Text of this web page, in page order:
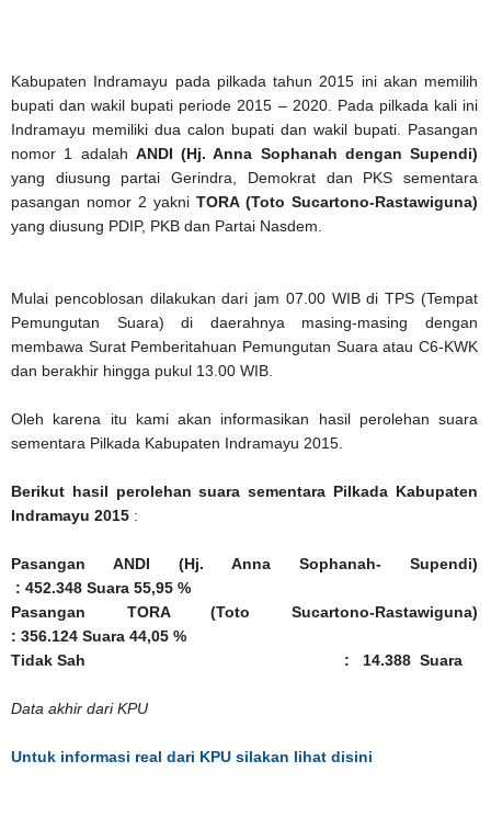
Kabupaten Indramayu pada pilkada tahun 2015 ini akan memilih
bupati dan wakil bupati periode 2015 – 2020. Pada pilkada kali ini
Indramayu memiliki dua calon bupati dan wakil bupati. Pasangan
nomor 1 adalah ANDI (Hj. Anna Sophanah dengan Supendi)
yang diusung partai Gerindra, Demokrat dan PKS sementara
pasangan nomor 2 yakni TORA (Toto Sucartono-Rastawiguna)
yang diusung PDIP, PKB dan Partai Nasdem.
Mulai pencoblosan dilakukan dari jam 07.00 WIB di TPS (Tempat
Pemungutan Suara) di daerahnya masing-masing dengan
membawa Surat Pemberitahuan Pemungutan Suara atau C6-KWK
dan berakhir hingga pukul 13.00 WIB.
Oleh karena itu kami akan informasikan hasil perolehan suara
sementara Pilkada Kabupaten Indramayu 2015.
Berikut hasil perolehan suara sementara Pilkada Kabupaten
Indramayu 2015 :
Pasangan ANDI (Hj. Anna Sophanah- Supendi)
: 452.348 Suara 55,95 %
Pasangan TORA (Toto Sucartono-Rastawiguna)
: 356.124 Suara 44,05 %
Tidak Sah : 14.388 Suara
Data akhir dari KPU
Untuk informasi real dari KPU silakan lihat disini